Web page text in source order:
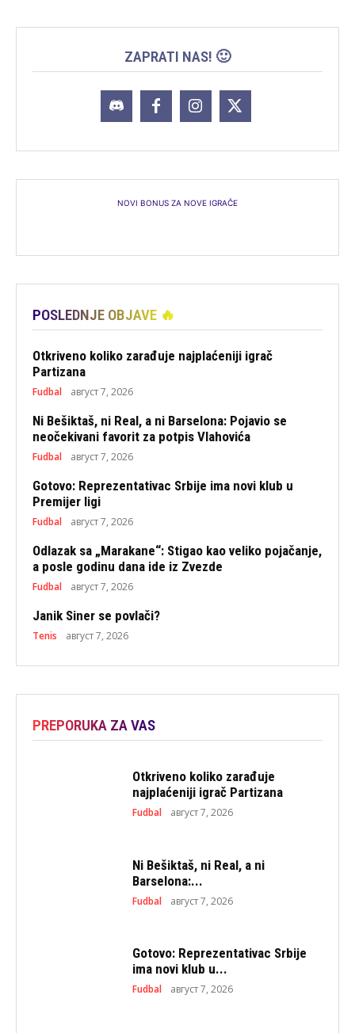
ZAPRATI NAS! 🙂
NOVI BONUS ZA NOVE IGRAČE
POSLEDNJE OBJAVE 🔥
Otkriveno koliko zarađuje najplaćeniji igrač
Partizana
Fudbal август 7, 2026
Ni Bešiktaš, ni Real, a ni Barselona: Pojavio se
neočekivani favorit za potpis Vlahovića
Fudbal август 7, 2026
Gotovo: Reprezentativac Srbije ima novi klub u
Premijer ligi
Fudbal август 7, 2026
Odlazak sa „Marakane“: Stigao kao veliko pojačanje,
a posle godinu dana ide iz Zvezde
Fudbal август 7, 2026
Janik Siner se povlači?
Tenis август 7, 2026
PREPORUKA ZA VAS
Otkriveno koliko zarađuje
najplaćeniji igrač Partizana
Fudbal август 7, 2026
Ni Bešiktaš, ni Real, a ni
Barselona:...
Fudbal август 7, 2026
Gotovo: Reprezentativac Srbije
ima novi klub u...
Fudbal август 7, 2026